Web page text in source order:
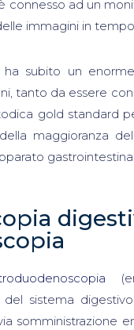
connesso ad un
immagini in
ha subito un
tanto da essere
gold standard
maggioranza
del sistema
somministrazione